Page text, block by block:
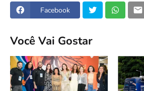
Facebook
Você Vai Gostar